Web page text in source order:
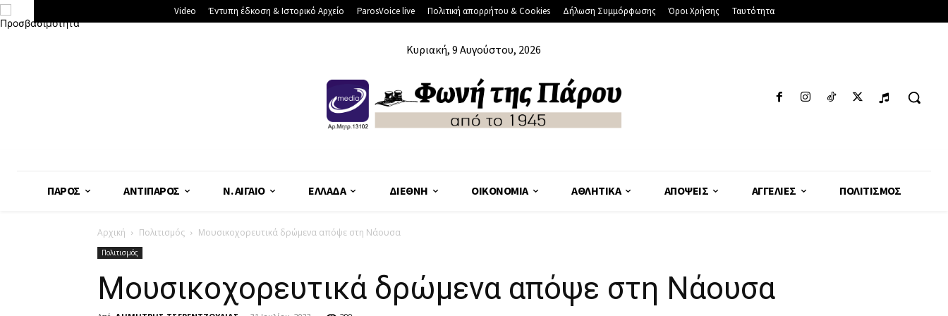
Video Έντυπη έδκοση & Ιστορικό Αρχείο ParosVoice live Πολιτική απορρήτου & Cookies Δήλωση Συμμόρφωσης Όροι Χρήσης Ταυτότητα
Κυριακή, 9 Αυγούστου, 2026
ΠΆΡΟΣ ΑΝΤΊΠΑΡΟΣ Ν. ΑΙΓΑΊΟ ΕΛΛΆΔΑ ΔΙΕΘΝΉ ΟΙΚΟΝΟΜΊΑ ΑΘΛΗΤΙΚΆ ΑΠΌΨΕΙΣ ΑΓΓΕΛΊΕΣ ΠΟΛΙΤΙΣΜΌΣ
Αρχική Πολιτισμός Μουσικοχορευτικά δρώμενα απόψε στη Νάουσα
Πολιτισμός
Μουσικοχορευτικά δρώμενα απόψε στη Νάουσα